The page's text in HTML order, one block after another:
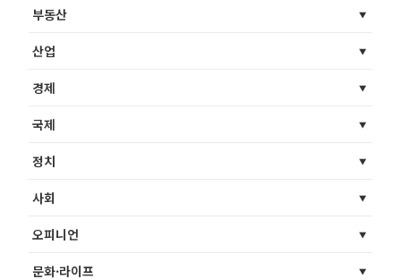
부동산
산업
경제
국제
정치
사회
오피니언
문화·라이프